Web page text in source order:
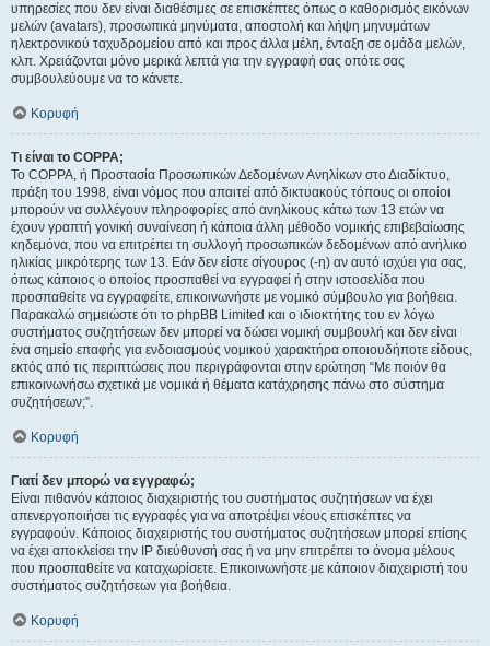
υπηρεσίες που δεν είναι διαθέσιμες σε επισκέπτες όπως ο καθορισμός εικόνων
μελών (avatars), προσωπικά μηνύματα, αποστολή και λήψη μηνυμάτων
ηλεκτρονικού ταχυδρομείου από και προς άλλα μέλη, ένταξη σε ομάδα μελών,
κλπ. Χρειάζονται μόνο μερικά λεπτά για την εγγραφή σας οπότε σας
συμβουλεύουμε να το κάνετε.
Κορυφή
Τι είναι το COPPA;
Το COPPA, ή Προστασία Προσωπικών Δεδομένων Ανηλίκων στο Διαδίκτυο,
πράξη του 1998, είναι νόμος που απαιτεί από δικτυακούς τόπους οι οποίοι
μπορούν να συλλέγουν πληροφορίες από ανηλίκους κάτω των 13 ετών να
έχουν γραπτή γονική συναίνεση ή κάποια άλλη μέθοδο νομικής επιβεβαίωσης
κηδεμόνα, που να επιτρέπει τη συλλογή προσωπικών δεδομένων από ανήλικο
ηλικίας μικρότερης των 13. Εάν δεν είστε σίγουρος (-η) αν αυτό ισχύει για σας,
όπως κάποιος ο οποίος προσπαθεί να εγγραφεί ή στην ιστοσελίδα που
προσπαθείτε να εγγραφείτε, επικοινωνήστε με νομικό σύμβουλο για βοήθεια.
Παρακαλώ σημειώστε ότι το phpBB Limited και ο ιδιοκτήτης του εν λόγω
συστήματος συζητήσεων δεν μπορεί να δώσει νομική συμβουλή και δεν είναι
ένα σημείο επαφής για ενδοιασμούς νομικού χαρακτήρα οποιουδήποτε είδους,
εκτός από τις περιπτώσεις που περιγράφονται στην ερώτηση “Με ποιόν θα
επικοινωνήσω σχετικά με νομικά ή θέματα κατάχρησης πάνω στο σύστημα
συζητήσεων;”.
Κορυφή
Γιατί δεν μπορώ να εγγραφώ;
Είναι πιθανόν κάποιος διαχειριστής του συστήματος συζητήσεων να έχει
απενεργοποιήσει τις εγγραφές για να αποτρέψει νέους επισκέπτες να
εγγραφούν. Κάποιος διαχειριστής του συστήματος συζητήσεων μπορεί επίσης
να έχει αποκλείσει την IP διεύθυνσή σας ή να μην επιτρέπει το όνομα μέλους
που προσπαθείτε να καταχωρίσετε. Επικοινωνήστε με κάποιον διαχειριστή του
συστήματος συζητήσεων για βοήθεια.
Κορυφή